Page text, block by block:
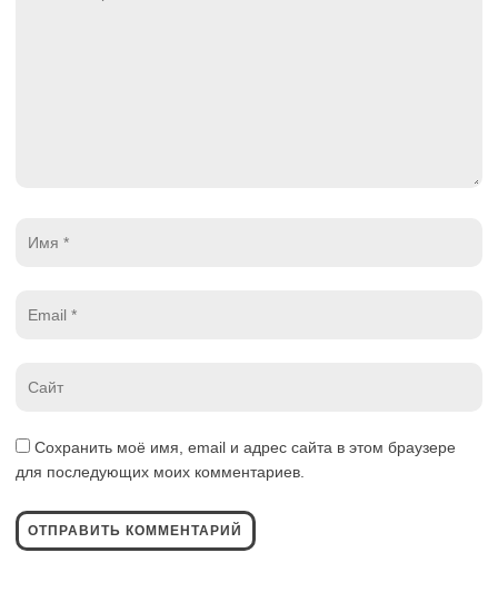
Сохранить моё имя, email и адрес сайта в этом браузере
для последующих моих комментариев.